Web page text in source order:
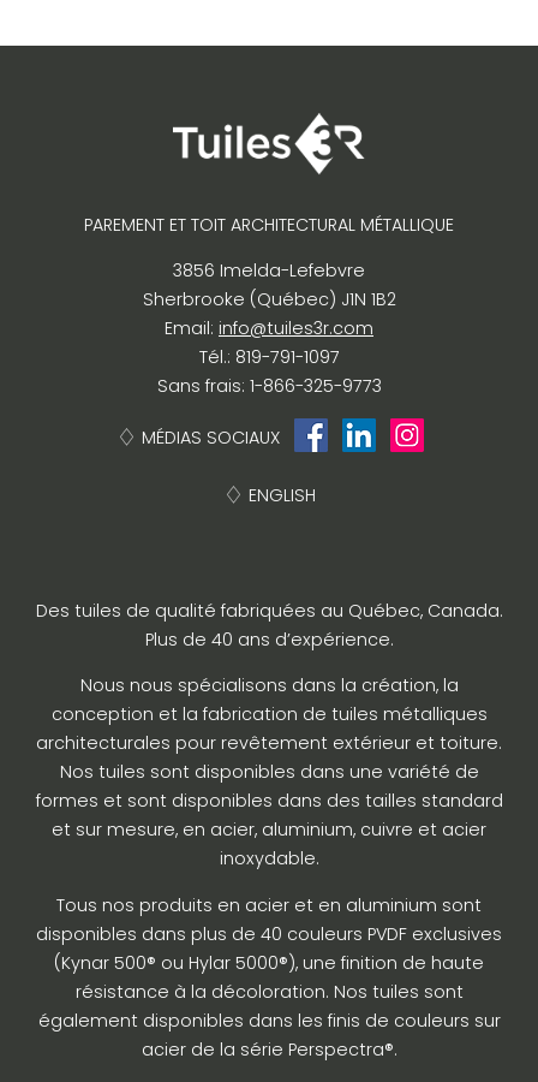
PAREMENT ET TOIT ARCHITECTURAL MÉTALLIQUE
3856 Imelda-Lefebvre
Sherbrooke (Québec) J1N 1B2
Email: info@tuiles3r.com
Tél.: 819-791-1097
Sans frais: 1-866-325-9773
MÉDIAS SOCIAUX
ENGLISH
Des tuiles de qualité fabriquées au Québec, Canada.
Plus de 40 ans d’expérience.
Nous nous spécialisons dans la création, la
conception et la fabrication de tuiles métalliques
architecturales pour revêtement extérieur et toiture.
Nos tuiles sont disponibles dans une variété de
formes et sont disponibles dans des tailles standard
et sur mesure, en acier, aluminium, cuivre et acier
inoxydable.
Tous nos produits en acier et en aluminium sont
disponibles dans plus de 40 couleurs PVDF exclusives
(Kynar 500® ou Hylar 5000®), une finition de haute
résistance à la décoloration. Nos tuiles sont
également disponibles dans les finis de couleurs sur
acier de la série Perspectra®.